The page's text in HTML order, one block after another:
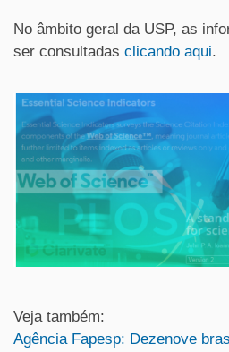
No âmbito geral da USP, as
ser consultadas clicando aqui.
Veja também:
Agência Fapesp: Dezenove